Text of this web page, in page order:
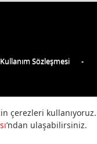
Kullanım Sözleşmesi